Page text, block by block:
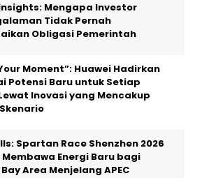
Mengapa Investor
Tidak Pernah
Obligasi Pemerintah
Moment”: Huawei Hadirkan
Potensi Baru untuk Setiap
Inovasi yang Mencakup
Spartan Race Shenzhen 2026
Energi Baru bagi
Area Menjelang APEC